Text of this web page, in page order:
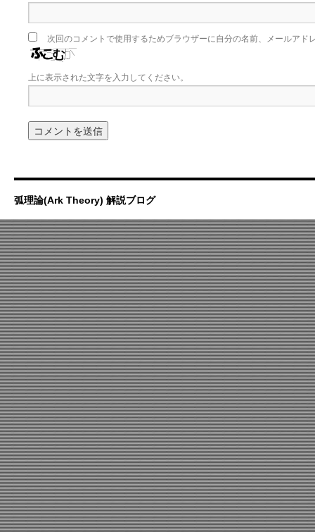
次回のコメントで使用するためブラウザーに自分の名前、メールアド
上に表示された文字を入力してください。
弧理論(Ark Theory) 解説ブログ